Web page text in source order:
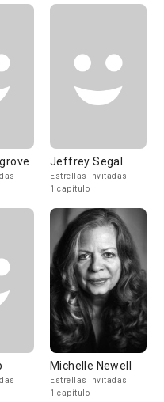
Jeffrey Segal
Estrellas Invitadas
1 capítulo
Michelle Newell
Estrellas Invitadas
1 capítulo